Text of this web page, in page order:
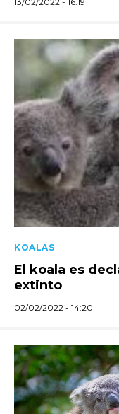
KOALAS
El koala es
extinto
02/02/2022 - 14:20